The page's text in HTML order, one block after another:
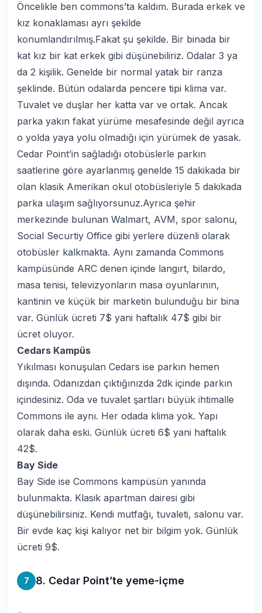
Öncelikle ben commons’ta kaldım. Burada erkek ve
kız konaklaması ayrı şekilde
konumlandırılmış.Fakat şu şekilde. Bir binada bir
kat kız bir kat erkek gibi düşünebiliriz. Odalar 3 ya
da 2 kişilik. Genelde bir normal yatak bir ranza
şeklinde. Bütün odalarda pencere tipi klima var.
Tuvalet ve duşlar her katta var ve ortak. Ancak
parka yakın fakat yürüme mesafesinde değil ayrıca
o yolda yaya yolu olmadığı için yürümek de yasak.
Cedar Point’in sağladığı otobüslerle parkın
saatlerine göre ayarlanmış genelde 15 dakikada bir
olan klasik Amerikan okul otobüsleriyle 5 dakikada
parka ulaşım sağlıyorsunuz.Ayrıca şehir
merkezinde bulunan Walmart, AVM, spor salonu,
Social Securtiy Office gibi yerlere düzenli olarak
otobüsler kalkmakta. Aynı zamanda Commons
kampüsünde ARC denen içinde langırt, bilardo,
masa tenisi, televizyonların masa oyunlarının,
kantinin ve küçük bir marketin bulunduğu bir bina
var. Günlük ücreti 7$ yani haftalık 47$ gibi bir
ücret oluyor.
Cedars Kampüs
Yıkılması konuşulan Cedars ise parkın hemen
dışında. Odanızdan çıktığınızda 2dk içinde parkın
içindesiniz. Oda ve tuvalet şartları büyük ihtimalle
Commons ile aynı. Her odada klima yok. Yapı
olarak daha eski. Günlük ücreti 6$ yani haftalık
42$.
Bay Side
Bay Side ise Commons kampüsün yanında
bulunmakta. Klasik apartman dairesi gibi
düşünebilirsiniz. Kendi mutfağı, tuvaleti, salonu var.
Bir evde kaç kişi kalıyor net bir bilgim yok. Günlük
ücreti 9$.
7 8. Cedar Point’te yeme-içme